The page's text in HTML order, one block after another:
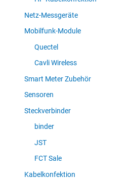
Netz-Messgeräte
Mobilfunk-Module
Quectel
Cavli Wireless
Smart Meter Zubehör
Sensoren
Steckverbinder
binder
JST
FCT Sale
Kabelkonfektion